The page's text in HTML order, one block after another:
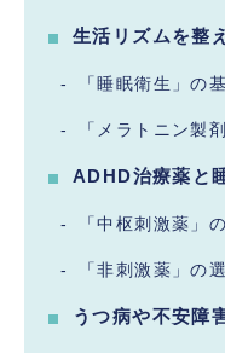
生活リズムを整
「睡眠衛生」の
「メラトニン製
ADHD治療薬と
「中枢刺激薬」
「非刺激薬」の
うつ病や不安障